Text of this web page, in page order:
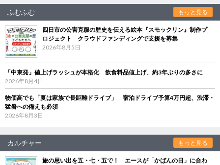
ふむふむ もっと見る
四日市の公害克服の歴史を伝える絵本『スモックリン』制作プ
ロジェクト クラウドファンディングで支援を募集
2026年8月5日
「中東発」値上げラッシュが本格化 飲食料品値上げ、約3年ぶりの多さに
2026年8月4日
物価高でも「夏は家族で長距離ドライブ」 宿泊ドライブ予算4万円超、渋滞・
猛暑への備えも必須
2026年8月3日
カルチャー もっと見る
旅の思い出を五・七・五で！ エースが「かばんの日」に合わ